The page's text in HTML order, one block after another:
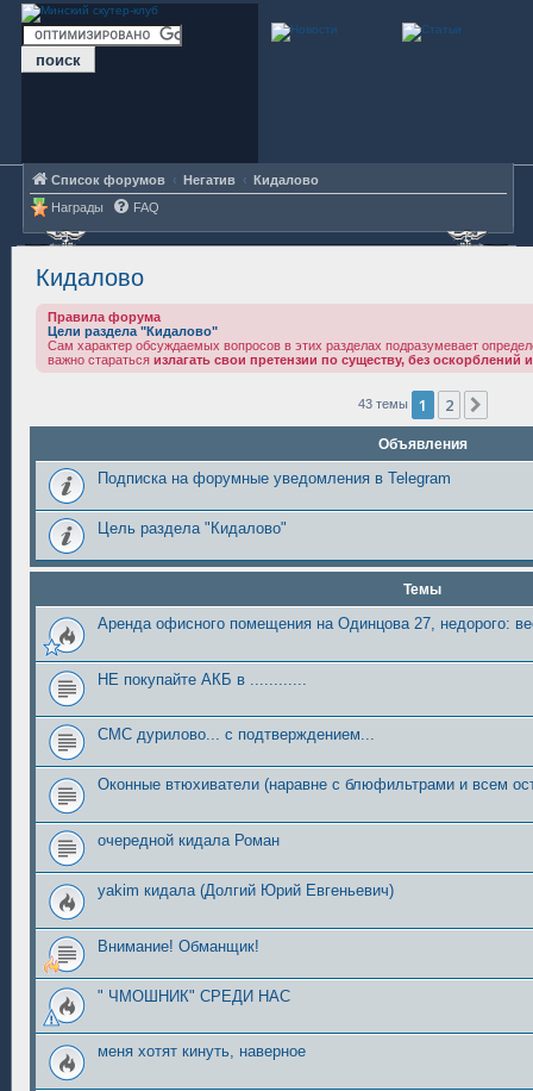
Список форумов Негатив
Кидалово
Награды
FAQ
Кидалово
Правила форума
Цели раздела "Кидалово"
Сам характер обсуждаемых вопросов в этих разделах подразумевает
важно стараться излагать свои претензии по существу, без оскорблений
43 темы 1 2
Объявления
Подписка на форумные уведомления в Telegram
Цель раздела "Кидалово"
Темы
Аренда офисного помещения на Одинцова 27, недорого:
НЕ покупайте АКБ в ............
СМС дурилово... с подтверждением...
Оконные втюхиватели (наравне с блюфильтрами и всем
очередной кидала Роман
yakim кидала (Долгий Юрий Евгеньевич)
Внимание! Обманщик!
" ЧМОШНИК" СРЕДИ НАС
меня хотят кинуть, наверное